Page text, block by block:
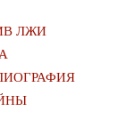
ЛЖИ